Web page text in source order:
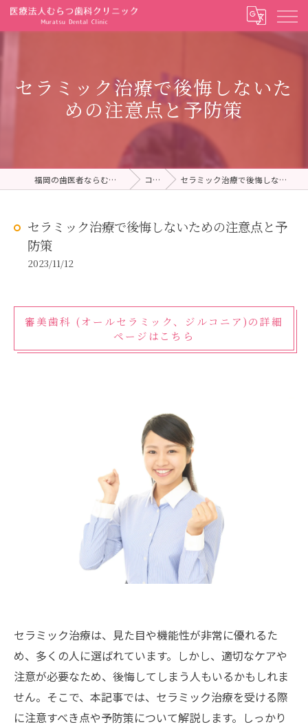
セラミック治療で後悔しないた
めの注意点と予防策
福岡の歯医者ならむらつ歯科クリニック コラム セラミック治療で後悔しないための注意点と予防策
セラミック治療で後悔しないための注意点と予
防策
2023/11/12
審美歯科 (オールセラミック、ジルコニア)の詳細
ページはこちら
セラミック治療は、見た目や機能性が非常に優れるた
め、多くの人に選ばれています。しかし、適切なケアや
注意が必要なため、後悔してしまう人もいるかもしれま
せん。そこで、本記事では、セラミック治療を受ける際
に注意すべき点や予防策について解説します。しっかり